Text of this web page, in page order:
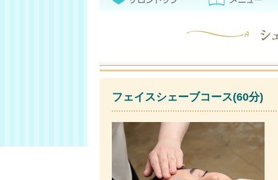
フェイスシェーブコース(60分)